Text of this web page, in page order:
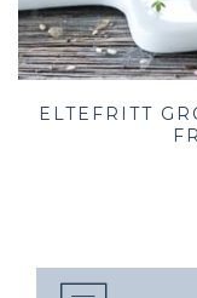
ELTEFRITT